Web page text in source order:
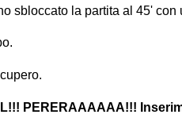
sbloccato la partita al 45' con
PERERAAAAAA!!!